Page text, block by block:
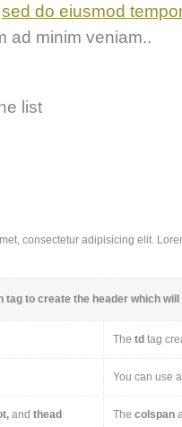
sed do eiusmod
ad minim veniam..
list
consectetur adipisicing elit.
tag to create the header which
The td tag
You can use
and thead The colspan